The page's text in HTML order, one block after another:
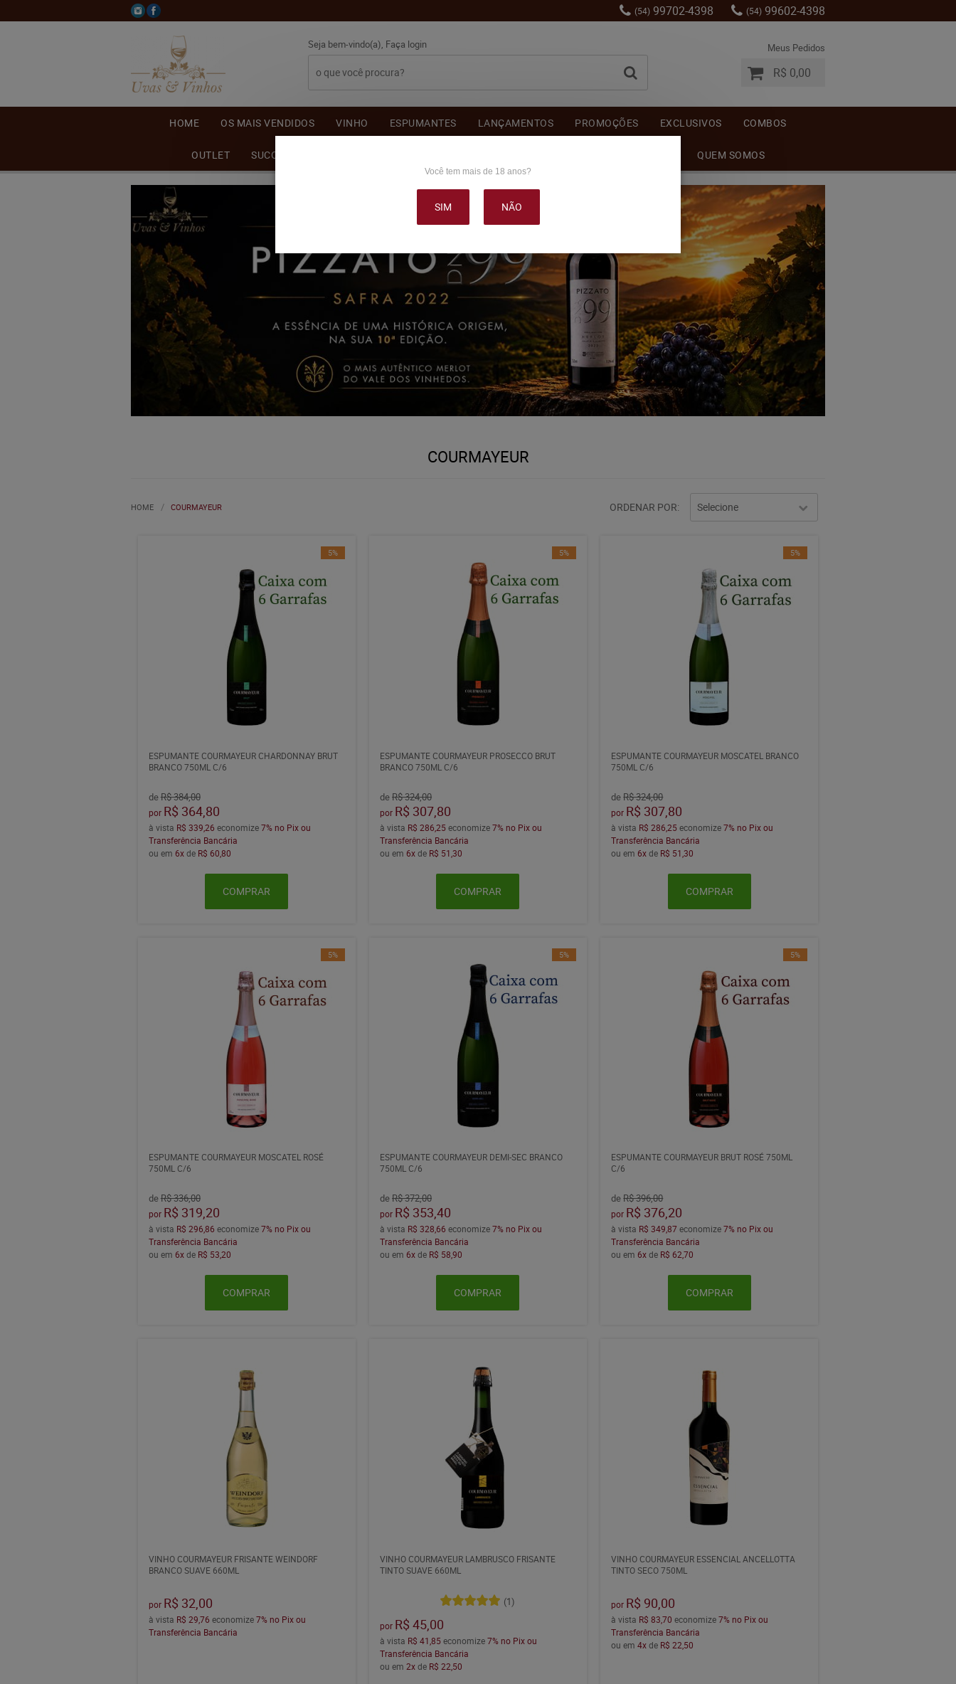
(54) 99702-4398 (54) 99602-4398
Seja bem-vindo(a), Faça login Meus Pedidos
R$ 0,00
HOME OS MAIS VENDIDOS VINHO ESPUMANTES LANÇAMENTOS PROMOÇÕES EXCLUSIVOS COMBOS
OUTLET SUCO DE UVA QUEM SOMOS
COURMAYEUR
HOME COURMAYEUR ORDENAR POR Selecione
5%
ESPUMANTE COURMAYEUR CHARDONNAY BRUT
BRANCO 750ML C/6
deR$ 384,00
por R$ 364,80
à vista R$ 339,26 economize7% no Pix ou
Transferência Bancária
ou em 6xde R$ 60,80
COMPRAR
5%
ESPUMANTE COURMAYEUR PROSECCO BRUT
BRANCO 750ML C/6
deR$ 324,00
por R$ 307,80
à vista R$ 286,25economize7% no Pix ou
Transferência Bancária
ou em6xde R$ 51,30
COMPRAR
5%
ESPUMANTE COURMAYEUR MOSCATEL BRANCO
750ML C/6
deR$ 324,00
por R$ 307,80
à vista R$ 286,25economize7% no Pix ou
Transferência Bancária
ou em6xde R$ 51,30
COMPRAR
5%
ESPUMANTE COURMAYEUR MOSCATEL ROSÉ
750ML C/6
deR$ 336,00
por R$ 319,20
à vista R$ 296,86 economize7% no Pix ou
Transferência Bancária
ou em 6xde R$ 53,20
COMPRAR
5%
ESPUMANTE COURMAYEUR DEMI-SEC BRANCO
750ML C/6
deR$ 372,00
por R$ 353,40
à vista R$ 328,66 economize7% no Pix ou
Transferência Bancária
ou em6xde R$ 58,90
COMPRAR
5%
ESPUMANTE COURMAYEUR BRUT ROSÉ 750ML
C/6
deR$ 396,00
por R$ 376,20
à vista R$ 349,87economize7% no Pix ou
Transferência Bancária
ou em6xde R$ 62,70
COMPRAR
VINHO COURMAYEUR FRISANTE WEINDORF
BRANCO SUAVE 660ML
por R$ 32,00
à vista R$ 29,76 economize7% no Pix ou
Transferência Bancária
VINHO COURMAYEUR LAMBRUSCO FRISANTE
TINTO SUAVE 660ML
(1)
por R$ 45,00
à vista R$ 41,85economize7% no Pix ou
Transferência Bancária
ou em2xde R$ 22,50
VINHO COURMAYEUR ESSENCIAL ANCELLOTTA
TINTO SECO 750ML
por R$ 90,00
à vista R$ 83,70 economize7% no Pix ou
Transferência Bancária
ou em4xde R$ 22,50
Você tem mais de 18 anos?
SIM NÃO